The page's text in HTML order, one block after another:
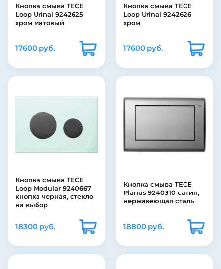
Кнопка смыва TECE
Loop Urinal 9242625
хром матовый
17600 руб.
Кнопка смыва TECE
Loop Urinal 9242626
хром
17600 руб.
Кнопка смыва TECE
Loop Modular 9240667
кнопка черная, стекло
на выбор
18300 руб.
Кнопка смыва TECE
Planus 9240310 сатин,
нержавеющая сталь
18800 руб.